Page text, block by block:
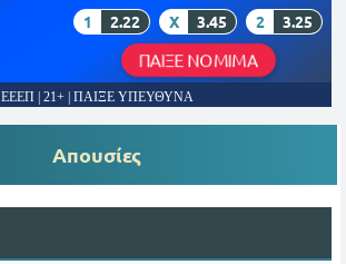
1 2.22 X 3.45 2 3.25
ΠΑΙΞΕ ΝΟΜΙΜΑ
ΕΕΕΠ | 21+ | ΠΑΙΞΕ ΥΠΕΥΘΥΝΑ
Απουσίες